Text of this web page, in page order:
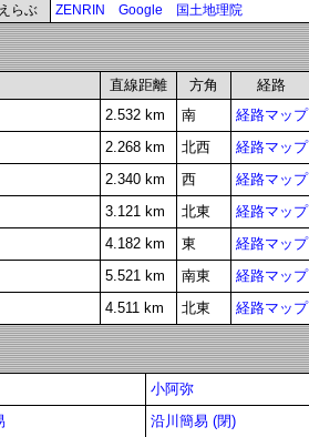
らぶ ZENRIN Google 国土地理院
直線距離 方角
経路
2.532 km 南
経路マップ
2.268 km 北西
経路マップ
2.340 km 西
経路マップ
3.121 km 北東
経路マップ
4.182 km 東
経路マップ
5.521 km 南東
経路マップ
4.511 km 北東 経路マップ
小阿弥
沿川簡易 (閉)